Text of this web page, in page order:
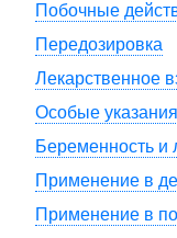
Побочные
Передозировка
Лекарственное
Особые указания
Беременность и
Применение в
Применение в